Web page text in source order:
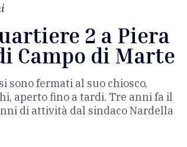
2 a Piera
Campo di Marte
sono fermati al suo chiosco,
aperto fino a tardi. Tre anni fa il
di attività dal sindaco Nardella